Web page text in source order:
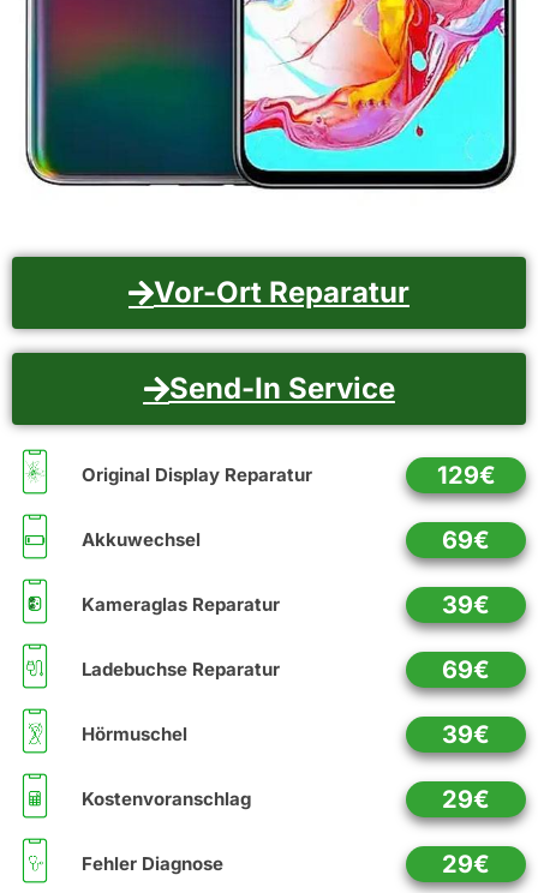
Vor-Ort Reparatur
Send-In Service
Original Display Reparatur 129€
Akkuwechsel 69€
Kameraglas Reparatur 39€
Ladebuchse Reparatur 69€
Hörmuschel 39€
Kostenvoranschlag 29€
Fehler Diagnose 29€